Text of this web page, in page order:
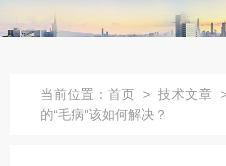
当前位置： 首页 > 技术文章
的“毛病”该如何解决？